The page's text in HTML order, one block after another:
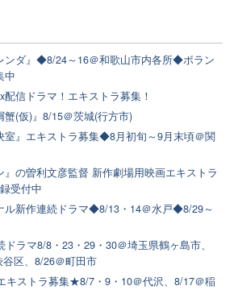
ンダ』◆8/24～16＠和歌山市内各所◆ボラン
中
信ドラマ！エキストラ募集！
(仮)』8/15＠茨城(行方市)
室』エキストラ募集◆8月初旬～9月末頃＠関
』の曽利文彦監督 新作劇場用映画エキストラ
受付中
ル新作連続ドラマ◆8/13・14＠水戸◆8/29～
ラマ8/8・23・29・30＠埼玉県鶴ヶ島市、
区、8/26＠町田市
キストラ募集★8/7・9・10＠代沢、8/17＠稲